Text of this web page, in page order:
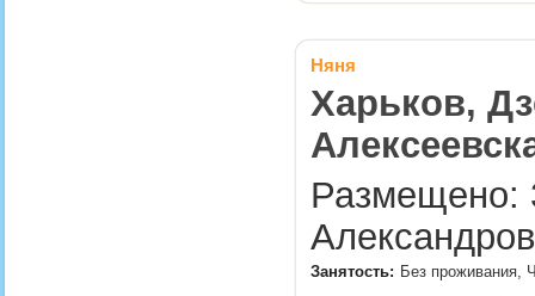
Няня
Харьков,
Размещено:
Занятость: Без проживания,